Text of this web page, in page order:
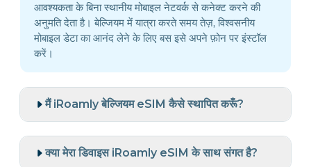
आवश्यकता के बिना स्थानीय मोबाइल नेटवर्क से कनेक्ट करने की
अनुमति देता है। बेल्जियम में यात्रा करते समय तेज़, विश्वसनीय
मोबाइल डेटा का आनंद लेने के लिए बस इसे अपने फ़ोन पर इंस्टॉल
करें।
मैं iRoamly बेल्जियम eSIM कैसे स्थापित करूँ?
क्या मेरा डिवाइस iRoamly eSIM के साथ संगत है?